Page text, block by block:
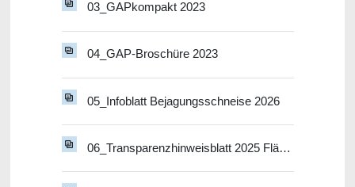
03_GAPkompakt 2023
04_GAP-Broschüre 2023
05_Infoblatt Bejagungsschneise 2026
06_Transparenzhinweisblatt 2025 Flächenmaßnahmen